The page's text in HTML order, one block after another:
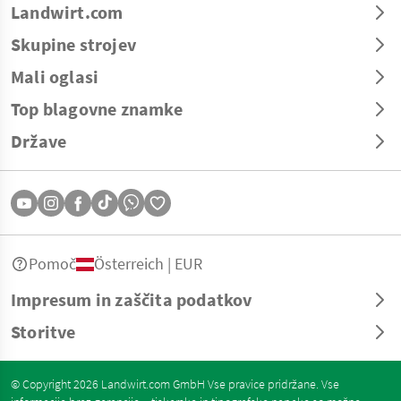
Landwirt.com
Skupine strojev
Mali oglasi
Top blagovne znamke
Države
Impresum in zaščita podatkov
Storitve
Pomoč Österreich | EUR
© Copyright 2026 Landwirt.com GmbH Vse pravice pridržane. Vse